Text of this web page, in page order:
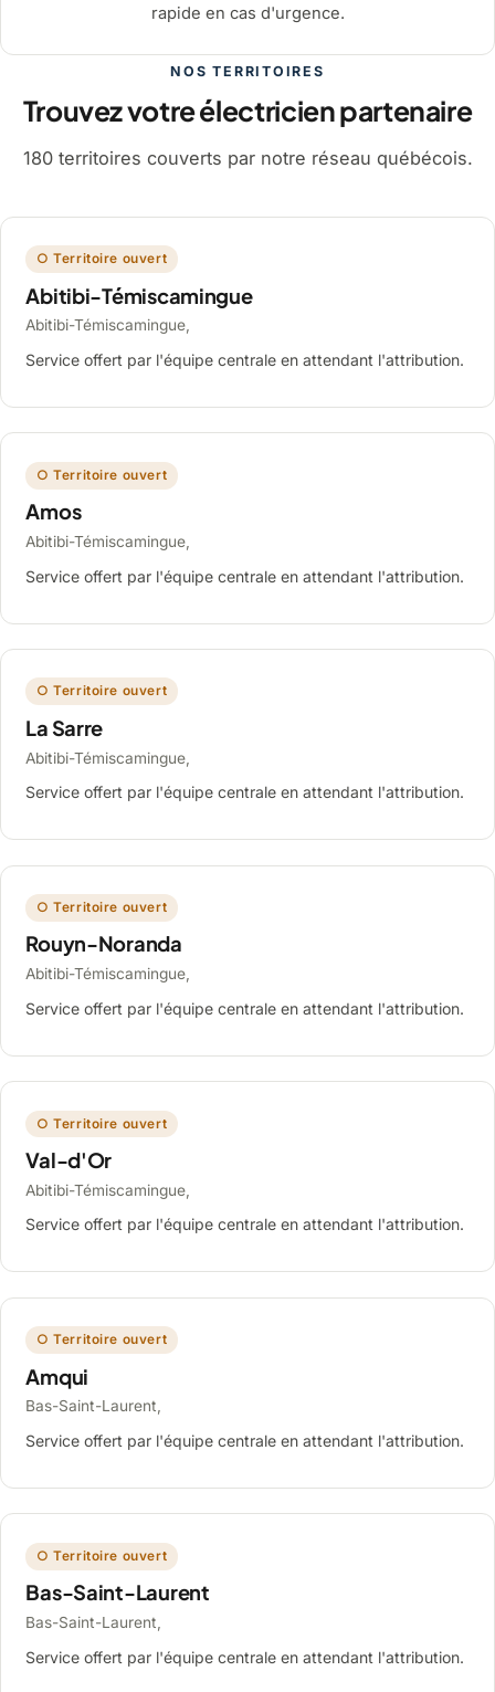
rapide en cas d'urgence.
NOS TERRITOIRES
Trouvez votre électricien partenaire
180 territoires couverts par notre réseau québécois.
○ Territoire ouvert
Abitibi-Témiscamingue
Abitibi-Témiscamingue,
Service offert par l'équipe centrale en attendant l'attribution.
○ Territoire ouvert
Amos
Abitibi-Témiscamingue,
Service offert par l'équipe centrale en attendant l'attribution.
○ Territoire ouvert
La Sarre
Abitibi-Témiscamingue,
Service offert par l'équipe centrale en attendant l'attribution.
○ Territoire ouvert
Rouyn-Noranda
Abitibi-Témiscamingue,
Service offert par l'équipe centrale en attendant l'attribution.
○ Territoire ouvert
Val-d'Or
Abitibi-Témiscamingue,
Service offert par l'équipe centrale en attendant l'attribution.
○ Territoire ouvert
Amqui
Bas-Saint-Laurent,
Service offert par l'équipe centrale en attendant l'attribution.
○ Territoire ouvert
Bas-Saint-Laurent
Bas-Saint-Laurent,
Service offert par l'équipe centrale en attendant l'attribution.